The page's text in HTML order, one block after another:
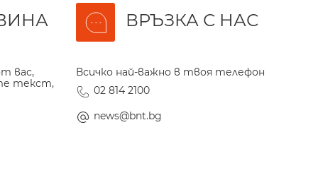
вас,
текст,
ВРЪЗКА С НАС
Всичко най-важно в твоя телефон
02 814 2100
news@bnt.bg